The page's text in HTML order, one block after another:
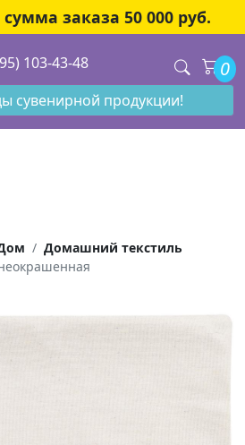
заказа 50 000 руб.
103-43-48 0
сувенирной продукции!
Домашний текстиль